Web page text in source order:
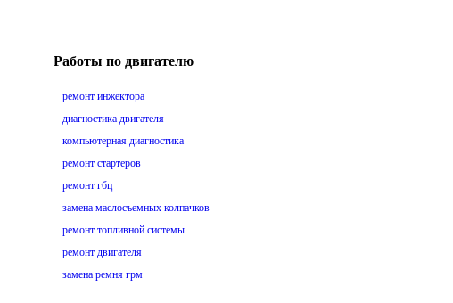
Работы по двигателю
ремонт инжектора
диагностика двигателя
компьютерная диагностика
ремонт стартеров
ремонт гбц
замена маслосъемных колпачков
ремонт топливной системы
ремонт двигателя
замена ремня грм